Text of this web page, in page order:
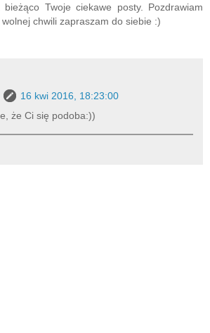
Twoje ciekawe posty. Pozdrawiam
chwili zapraszam do siebie :)
16 kwi 2016, 18:23:00
że Ci się podoba:))